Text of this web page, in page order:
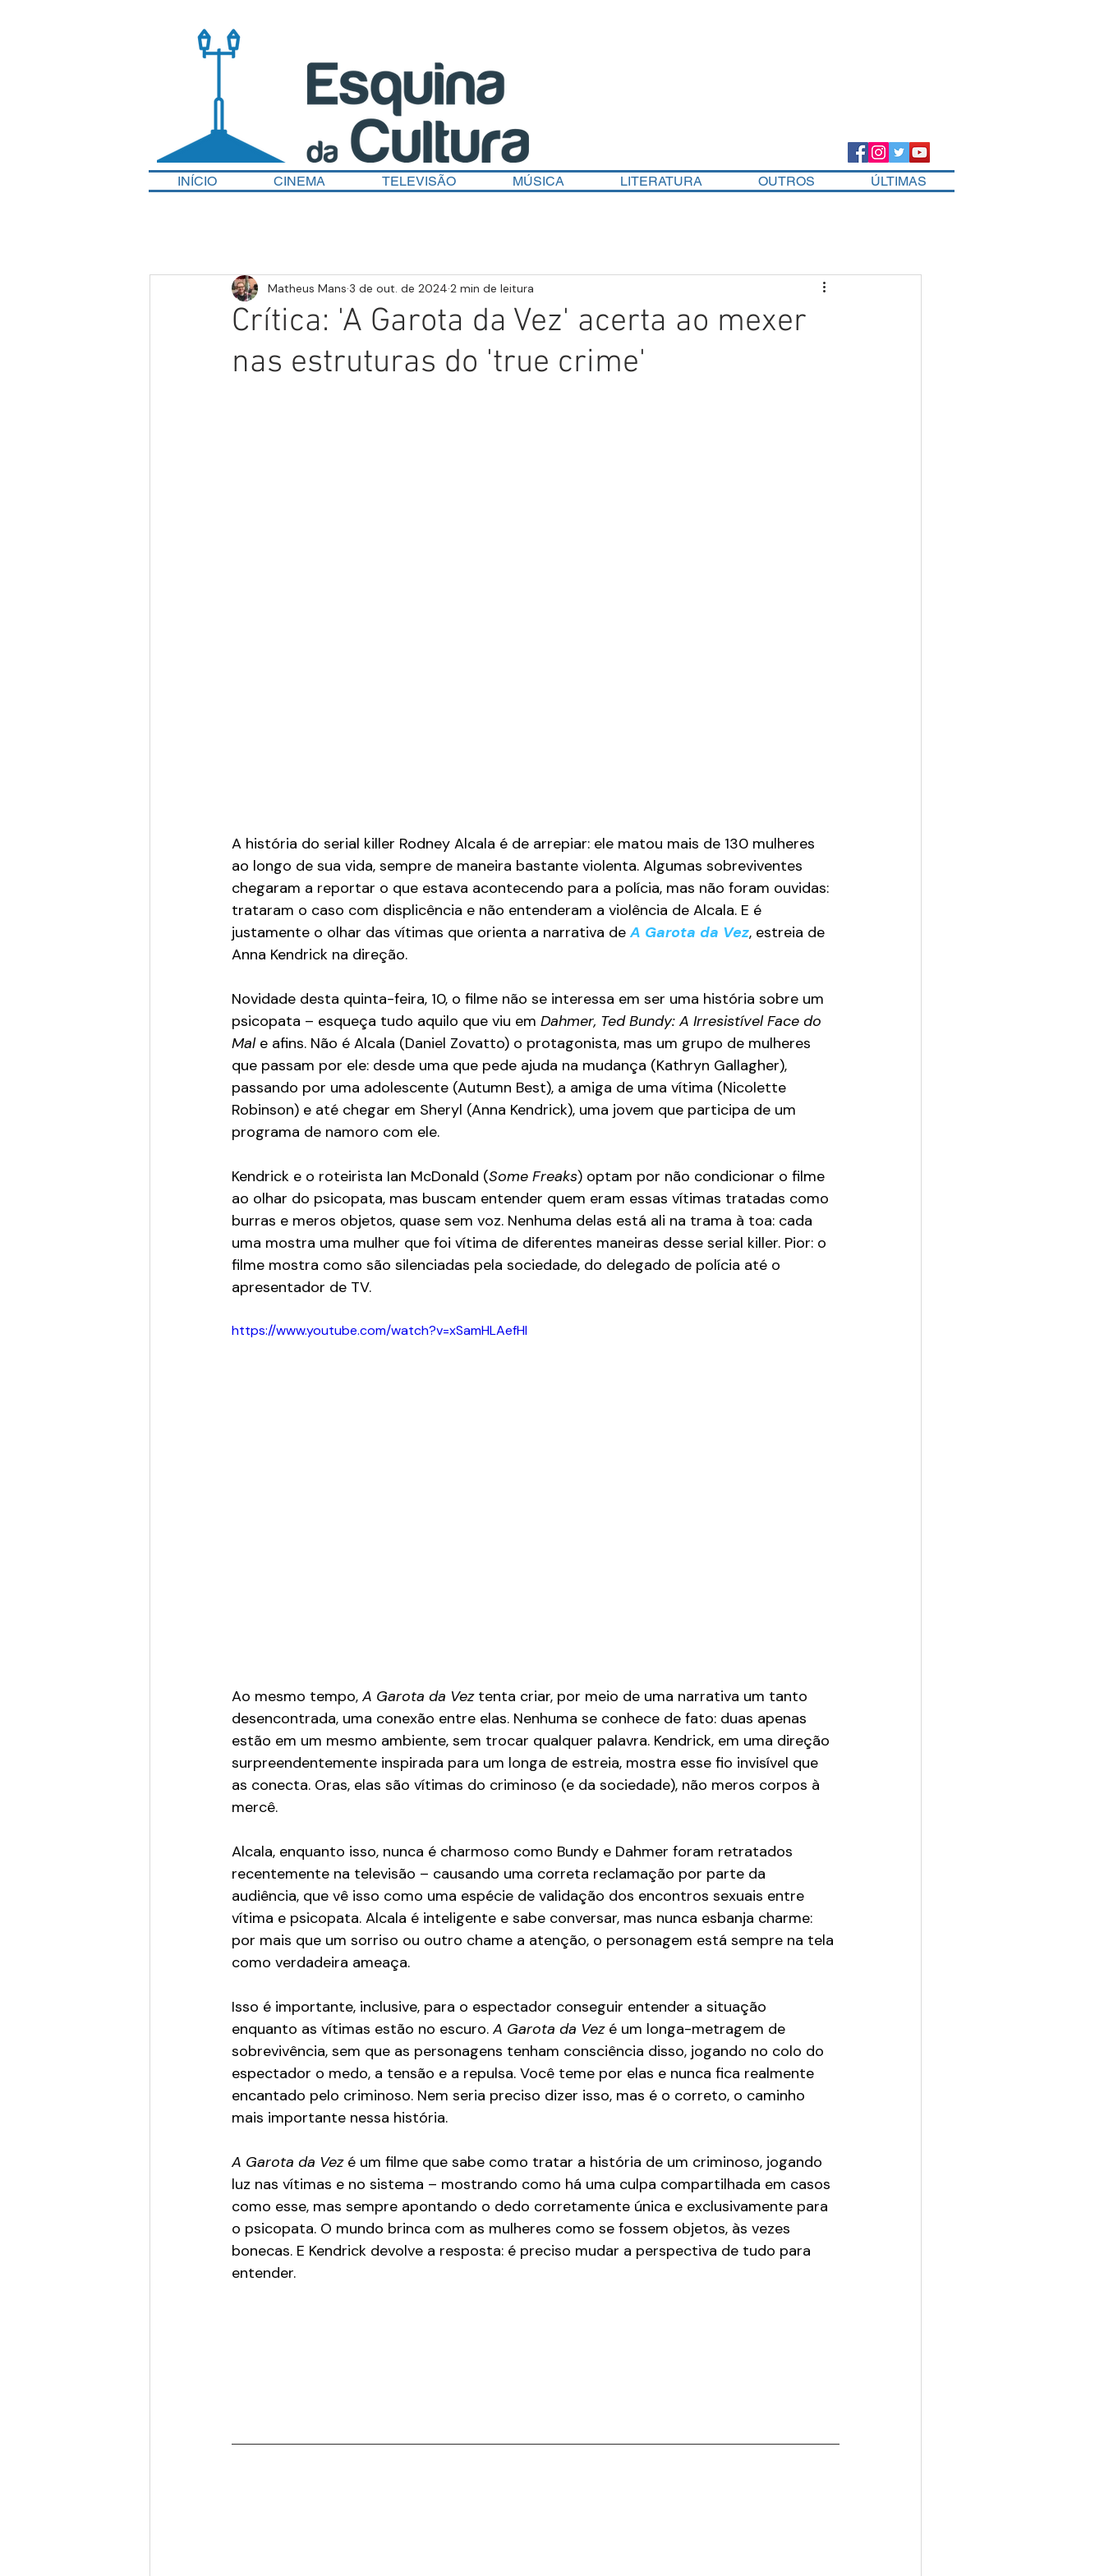
INÍCIO CINEMA TELEVISÃO MÚSICA LITERATURA OUTROS ÚLTIMAS
Crítica: 'A Garota da Vez' acerta ao mexer
nas estruturas do 'true crime'
Matheus Mans 3 de out. de 2024 2 min de leitura
A história do serial killer Rodney Alcala é de arrepiar: ele matou mais de 130 mulheres
ao longo de sua vida, sempre de maneira bastante violenta. Algumas sobreviventes
chegaram a reportar o que estava acontecendo para a polícia, mas não foram ouvidas:
trataram o caso com displicência e não entenderam a violência de Alcala. E é
justamente o olhar das vítimas que orienta a narrativa de A Garota da Vez, estreia de
Anna Kendrick na direção.
Novidade desta quinta-feira, 10, o filme não se interessa em ser uma história sobre um
psicopata – esqueça tudo aquilo que viu em Dahmer, Ted Bundy: A Irresistível Face do
Mal e afins. Não é Alcala (Daniel Zovatto) o protagonista, mas um grupo de mulheres
que passam por ele: desde uma que pede ajuda na mudança (Kathryn Gallagher),
passando por uma adolescente (Autumn Best), a amiga de uma vítima (Nicolette
Robinson) e até chegar em Sheryl (Anna Kendrick), uma jovem que participa de um
programa de namoro com ele.
Kendrick e o roteirista Ian McDonald (Some Freaks) optam por não condicionar o filme
ao olhar do psicopata, mas buscam entender quem eram essas vítimas tratadas como
burras e meros objetos, quase sem voz. Nenhuma delas está ali na trama à toa: cada
uma mostra uma mulher que foi vítima de diferentes maneiras desse serial killer. Pior: o
filme mostra como são silenciadas pela sociedade, do delegado de polícia até o
apresentador de TV.
https://www.youtube.com/watch?v=xSamHLAefHI
Ao mesmo tempo, A Garota da Vez tenta criar, por meio de uma narrativa um tanto
desencontrada, uma conexão entre elas. Nenhuma se conhece de fato: duas apenas
estão em um mesmo ambiente, sem trocar qualquer palavra. Kendrick, em uma direção
surpreendentemente inspirada para um longa de estreia, mostra esse fio invisível que
as conecta. Oras, elas são vítimas do criminoso (e da sociedade), não meros corpos à
mercê.
Alcala, enquanto isso, nunca é charmoso como Bundy e Dahmer foram retratados
recentemente na televisão – causando uma correta reclamação por parte da
audiência, que vê isso como uma espécie de validação dos encontros sexuais entre
vítima e psicopata. Alcala é inteligente e sabe conversar, mas nunca esbanja charme:
por mais que um sorriso ou outro chame a atenção, o personagem está sempre na tela
como verdadeira ameaça.
Isso é importante, inclusive, para o espectador conseguir entender a situação
enquanto as vítimas estão no escuro. A Garota da Vez é um longa-metragem de
sobrevivência, sem que as personagens tenham consciência disso, jogando no colo do
espectador o medo, a tensão e a repulsa. Você teme por elas e nunca fica realmente
encantado pelo criminoso. Nem seria preciso dizer isso, mas é o correto, o caminho
mais importante nessa história.
A Garota da Vez é um filme que sabe como tratar a história de um criminoso, jogando
luz nas vítimas e no sistema – mostrando como há uma culpa compartilhada em casos
como esse, mas sempre apontando o dedo corretamente única e exclusivamente para
o psicopata. O mundo brinca com as mulheres como se fossem objetos, às vezes
bonecas. E Kendrick devolve a resposta: é preciso mudar a perspectiva de tudo para
entender.